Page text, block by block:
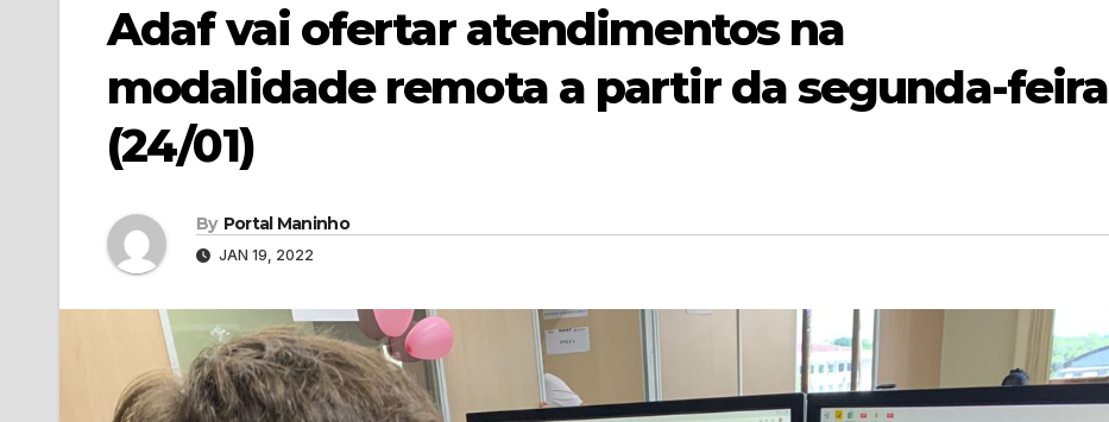
Adaf vai ofertar atendimentos na
modalidade remota a partir da segunda-feira
(24/01)
By Portal Maninho
JAN 19, 2022